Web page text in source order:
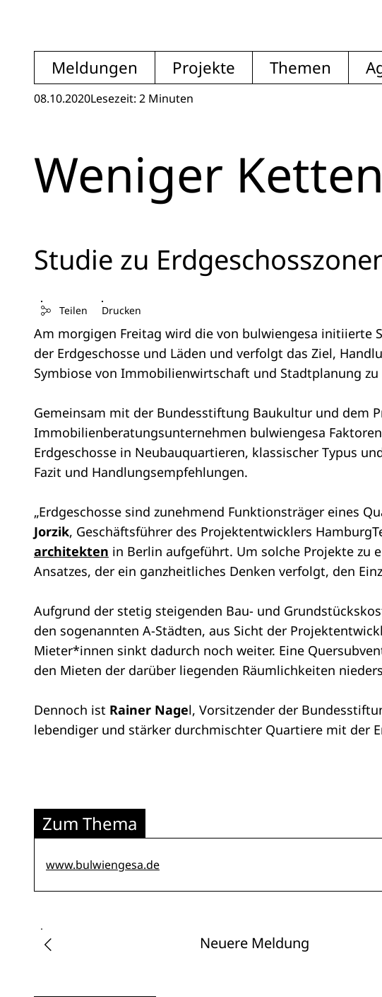
Meldungen Projekte Themen
08.10.2020Lesezeit: 2 Minuten
Weniger
Studie zu
Teilen Drucken
Am morgigen Freitag wird die von bulwiengesa initiierte
der Erdgeschosse und Läden und verfolgt das Ziel,
Symbiose von Immobilienwirtschaft und Stadtplanung zu
Gemeinsam mit der Bundesstiftung Baukultur und dem
Immobilienberatungsunternehmen bulwiengesa
Erdgeschosse in Neubauquartieren, klassischer Typus
Fazit und Handlungsempfehlungen.
„Erdgeschosse sind zunehmend Funktionsträger eines
Jorzik, Geschäftsführer des Projektentwicklers
architekten in Berlin aufgeführt. Um solche Projekte zu
Ansatzes, der ein ganzheitliches Denken verfolgt, den
Aufgrund der stetig steigenden Bau- und
den sogenannten A-Städten, aus Sicht der
Mieter*innen sinkt dadurch noch weiter. Eine
den Mieten der darüber liegenden Räumlichkeiten
Dennoch ist Rainer Nagel, Vorsitzender der
lebendiger und stärker durchmischter Quartiere mit der
Zum Thema
www.bulwiengesa.de
Neuere Meldung